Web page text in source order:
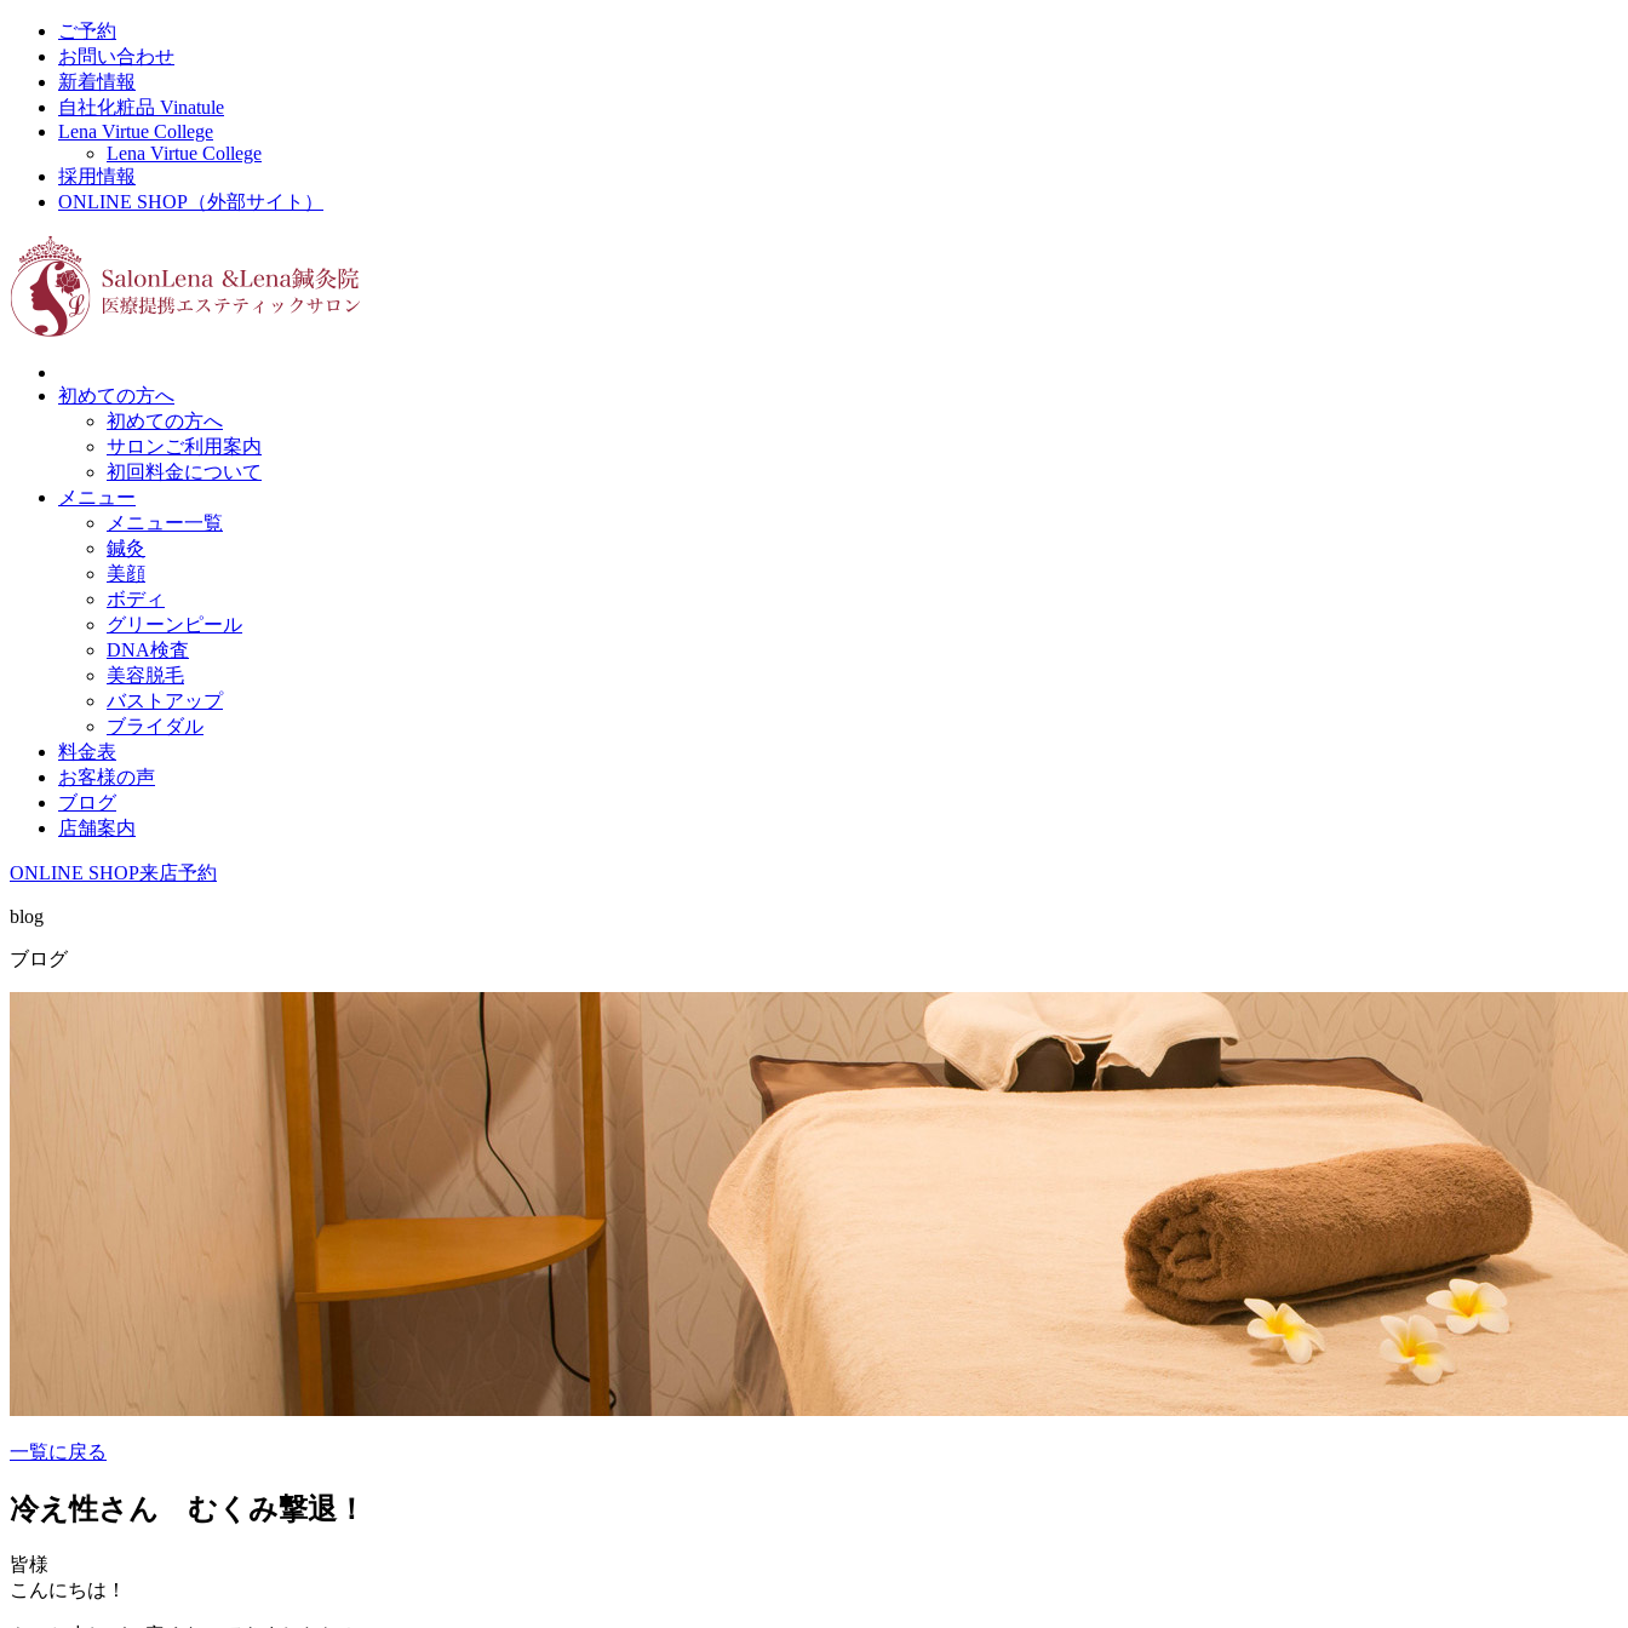
ご予約
お問い合わせ
新着情報
自社化粧品 Vinatule
Lena Virtue College
Lena Virtue College
採用情報
ONLINE SHOP（外部サイト）
初めての方へ
初めての方へ
サロンご利用案内
初回料金について
メニュー
メニュー一覧
鍼灸
美顔
ボディ
グリーンピール
DNA検査
美容脱毛
バストアップ
ブライダル
料金表
お客様の声
ブログ
店舗案内
ONLINE SHOP来店予約
blog
ブログ
一覧に戻る
冷え性さん むくみ撃退！
皆様
こんにちは！